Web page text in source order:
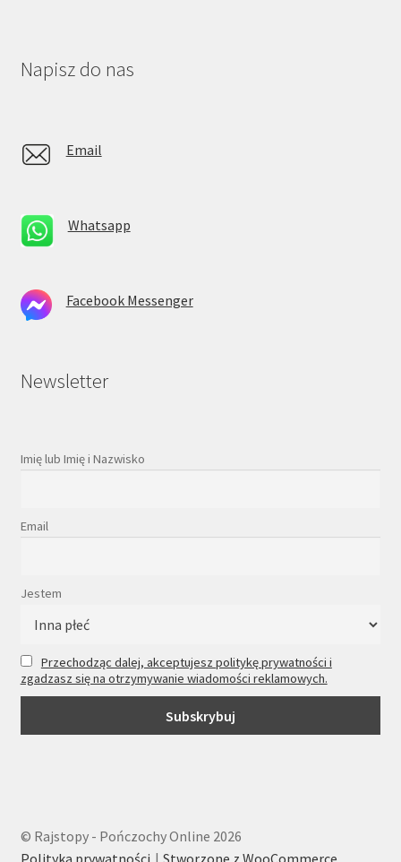
Napisz do nas
Email
Whatsapp
Facebook Messenger
Newsletter
Imię lub Imię i Nazwisko
Email
Jestem
Przechodząc dalej, akceptujesz politykę prywatności i
zgadzasz się na otrzymywanie wiadomości reklamowych.
© Rajstopy - Pończochy Online 2026
Polityka prywatności
Stworzone z WooCommerce